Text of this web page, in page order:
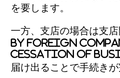
を要します。
一方、支店の場合は
by Foreign
Cessation of
届け出ることで手続きが